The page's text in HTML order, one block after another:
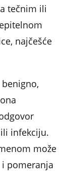
tečnim ili
najčešće
infekciju.
može
pomeranja